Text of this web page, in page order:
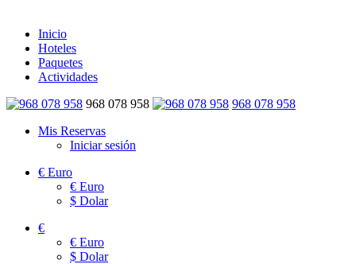
Inicio
Hoteles
Paquetes
Actividades
968 078 958
968 078 958
Mis Reservas
Iniciar sesión
€ Euro
€ Euro
$ Dolar
€
€ Euro
$ Dolar